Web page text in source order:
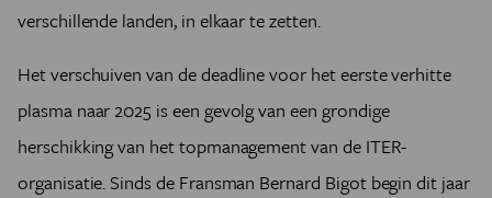
verschillende landen, in elkaar te zetten.
Het verschuiven van de deadline voor het eerste verhitte
plasma naar 2025 is een gevolg van een grondige
herschikking van het topmanagement van de ITER-
organisatie. Sinds de Fransman Bernard Bigot begin dit jaar